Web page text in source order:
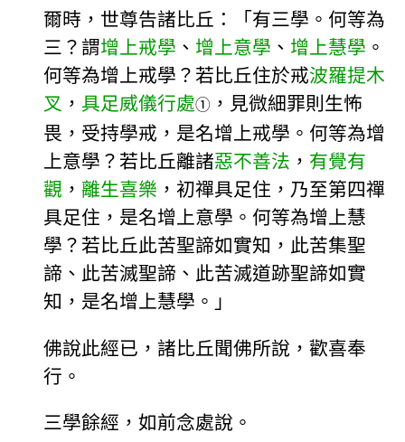
爾時，世尊告諸比丘：「有三學。何等為
三？謂增上戒學 、 增上意學 、 增上慧學 。
何等為增上戒學？若比丘住於戒波羅提木
叉 ， 具足威儀行處① ，見微細罪則生怖
畏，受持學戒，是名增上戒學。何等為增
上意學？若比丘離諸惡不善法 ， 有覺有
觀 ， 離生喜樂 ，初禪具足住，乃至第四禪
具足住，是名增上意學。何等為增上慧
學？若比丘此苦聖諦如實知，此苦集聖
諦、此苦滅聖諦、此苦滅道跡聖諦如實
知，是名增上慧學。」
佛說此經已，諸比丘聞佛所說，歡喜奉
行。
三學餘經，如前念處說。